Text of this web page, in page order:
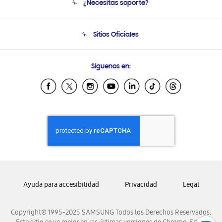
Soporte
¿Necesitas soporte?
Soporte vía eMail
Sitios Oficiales
Samsung Ecuador
Samsung El Salvador
Samsung Honduras
Samsung Nicaragua
Samsung Panamá
Samsung Venezuela
Síguenos en:
Copyright© 1995-2025 SAMSUNG Todos los Derechos Reservados.
Ayuda para accesibilidad Privacidad Legal